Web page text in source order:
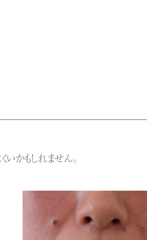
いかもしれません。